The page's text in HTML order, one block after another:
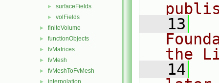
► surfaceFields
► volFields
► finiteVolume
► functionObjects
► fvMatrices
► fvMesh
► fvMeshToFvMesh
interpolation
   13
the
   14